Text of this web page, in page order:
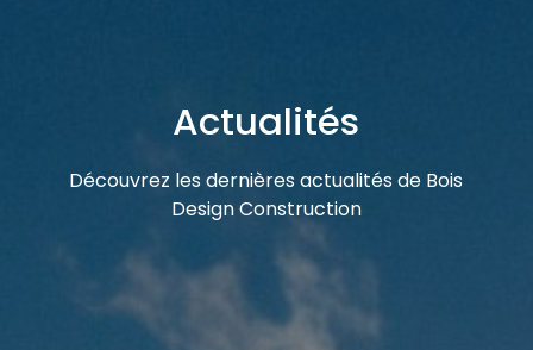
Actualités
Découvrez les dernières actualités de Bois
Design Construction